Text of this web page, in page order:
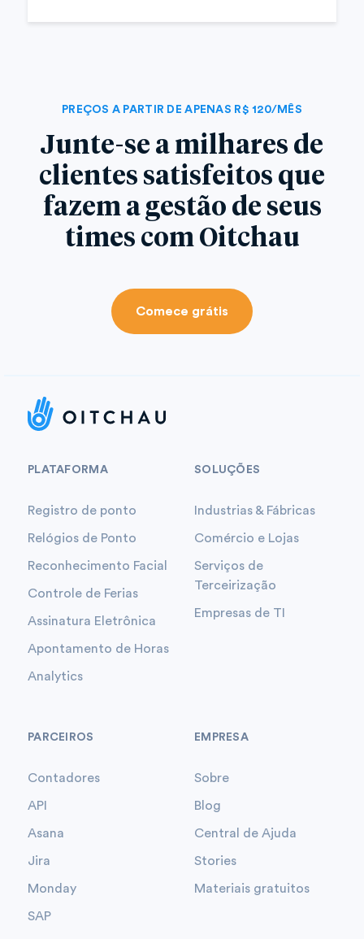
PREÇOS A PARTIR DE APENAS R$ 120/MÊS
Junte-se a milhares de
clientes satisfeitos que
fazem a gestão de seus
times com Oitchau
Comece grátis
PLATAFORMA
Registro de ponto
Relógios de Ponto
Reconhecimento Facial
Controle de Ferias
Assinatura Eletrônica
Apontamento de Horas
Analytics
SOLUÇÕES
Industrias & Fábricas
Comércio e Lojas
Serviços de
Terceirização
Empresas de TI
PARCEIROS
Contadores
API
Asana
Jira
Monday
SAP
EMPRESA
Sobre
Blog
Central de Ajuda
Stories
Materiais gratuitos